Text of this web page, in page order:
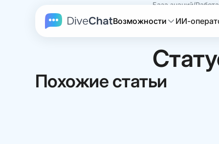
Возможности ИИ-
База знаний
21 января
Похожие статьи